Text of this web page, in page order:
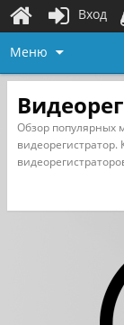
Меню
Обзор популярных
Вход